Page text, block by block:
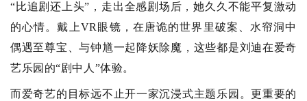
“比追剧还上头”，走出全感剧场后，她久久不能平复激动
的心情。戴上VR眼镜，在唐诡的世界里破案、水帘洞中
偶遇至尊宝、与钟馗一起降妖除魔，这些都是刘迪在爱奇
艺乐园的“剧中人”体验。
而爱奇艺的目标远不止开一家沉浸式主题乐园。更重要的